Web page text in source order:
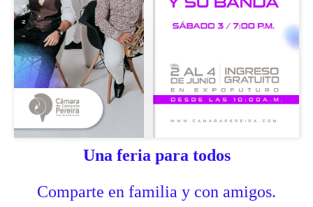
Una feria para todos
Comparte en familia y con amigos.